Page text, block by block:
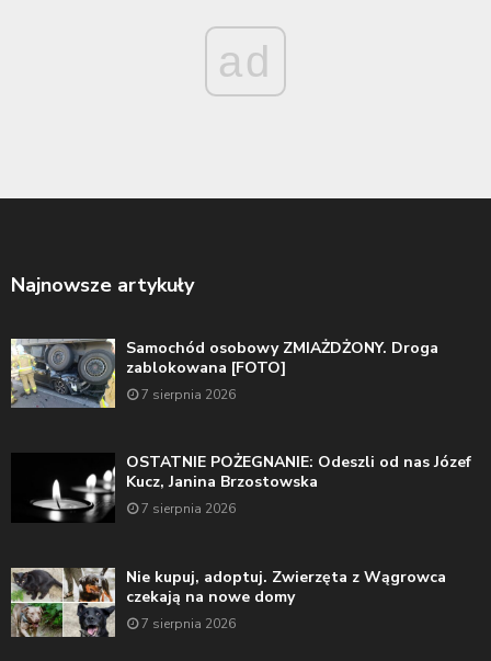
ad
Najnowsze artykuły
Samochód osobowy ZMIAŻDŻONY. Droga
zablokowana [FOTO]
7 sierpnia 2026
OSTATNIE POŻEGNANIE: Odeszli od nas Józef
Kucz, Janina Brzostowska
7 sierpnia 2026
Nie kupuj, adoptuj. Zwierzęta z Wągrowca
czekają na nowe domy
7 sierpnia 2026